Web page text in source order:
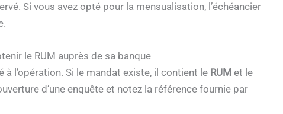
Si vous avez opté pour la mensualisation, l’échéancier
le RUM auprès de sa banque
l’opération. Si le mandat existe, il contient le RUM et le
d’une enquête et notez la référence fournie par